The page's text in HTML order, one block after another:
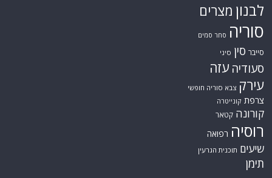
לבנון מצרים
סוריה סחר סמים
סייבר סין סיני
סעודיה עזה
עירק צבא סוריה חופשי
צרפת קונייטרה
קורונה קטאר
רוסיה רפואה
שיעים תוכנית הגרעין
תימן